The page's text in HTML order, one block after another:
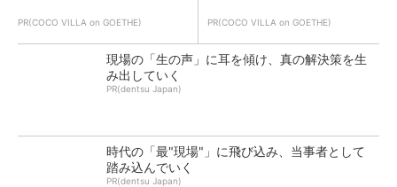
PR(COCO VILLA on GOETHE) PR(COCO VILLA on GOETHE)
現場の「生の声」に耳を傾け、真の解決策を生
み出していく
PR(dentsu Japan)
時代の「最"現場"」に飛び込み、当事者として
踏み込んでいく
PR(dentsu Japan)